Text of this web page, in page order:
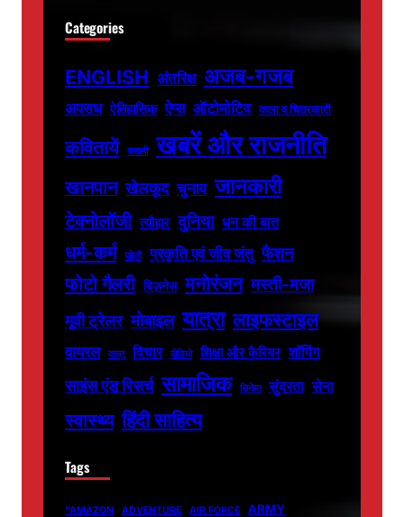
Categories
ENGLISH अंतरिक्ष अजब-गजब
अपराध ऐतिहासिक ऐप्स ऑटोमोटिव कला व चित्रकारी
कवितायें कहानी खबरें और राजनीति
खानपान खेलकूद चुनाव जानकारी
टेक्नोलॉजी त्यौहार दुनिया धन की बात
धर्म-कर्म पहेली प्रकृति एवं जीव जंतु फैशन
फोटो गैलरी बिज़नेस मनोरंजन मस्ती-मजा
मूवी ट्रेलर मोबाइल यात्रा लाइफस्टाइल
वायरल वास्तु विचार वीडियो शिक्षा और कैरियर शॉपिंग
साइंस एंड रिसर्च सामाजिक सिनेमा सुंदरता सेना
स्वास्थ्य हिंदी साहित्य
Tags
"AMAZON ADVENTURE AIR FORCE
ARMY